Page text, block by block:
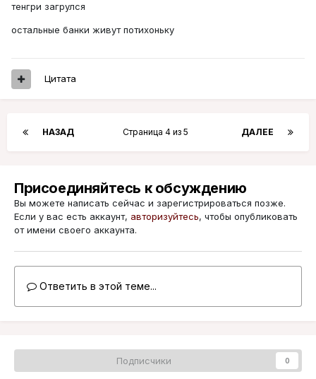
тенгри загрулся
остальные банки живут потихоньку
Цитата
НАЗАД ДАЛЕЕ
Страница 4 из 5
Присоединяйтесь к обсуждению
Вы можете написать сейчас и зарегистрироваться позже.
Если у вас есть аккаунт, авторизуйтесь, чтобы опубликовать
от имени своего аккаунта.
Ответить в этой теме...
Подписчики 0